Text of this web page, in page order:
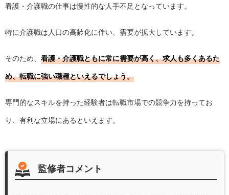
看護・介護職の仕事は慢性的な人手不足となっています。
特に介護職は人口の高齢化に伴い、需要が拡大しています。
そのため、 看護・介護職ともに常に需要が高く、求人も多くあるた
め、転職に強い職種といえるでしょう。
専門的なスキルを持った経験者は転職市場での競争力を持ってお
り、有利な立場にあるといえます。
監修者コメント